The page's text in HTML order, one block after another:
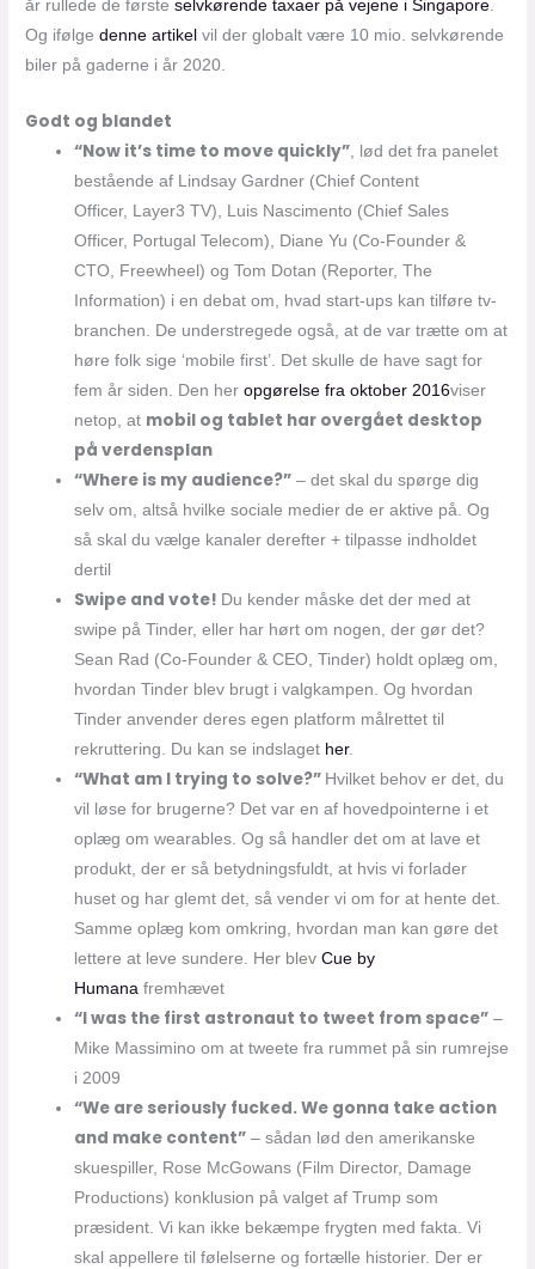
år rullede de førsteselvkørende taxaer på vejene i Singapore.
Og ifølgedenne artikel vil der globalt være 10 mio. selvkørende
biler på gaderne i år 2020.
Godt og blandet
“Now it’s time to move quickly”, lød det fra panelet
bestående af Lindsay Gardner (Chief Content
Officer, Layer3 TV), Luis Nascimento (Chief Sales
Officer, Portugal Telecom), Diane Yu (Co-Founder &
CTO, Freewheel) og Tom Dotan (Reporter, The
Information) i en debat om, hvad start-ups kan tilføre tv-
branchen. De understregede også, at de var trætte om at
høre folk sige ‘mobile first’. Det skulle de have sagt for
fem år siden. Den heropgørelse fra oktober 2016viser
netop, at mobil og tablet har overgået desktop
på verdensplan
“Where is my audience?” – det skal du spørge dig
selv om, altså hvilke sociale medier de er aktive på. Og
så skal du vælge kanaler derefter + tilpasse indholdet
dertil
Swipe and vote! Du kender måske det der med at
swipe på Tinder, eller har hørt om nogen, der gør det?
Sean Rad (Co-Founder & CEO, Tinder) holdt oplæg om,
hvordan Tinder blev brugt i valgkampen. Og hvordan
Tinder anvender deres egen platform målrettet til
rekruttering. Du kan se indslaget her.
“What am I trying to solve?” Hvilket behov er det, du
vil løse for brugerne? Det var en af hovedpointerne i et
oplæg om wearables. Og så handler det om at lave et
produkt, der er så betydningsfuldt, at hvis vi forlader
huset og har glemt det, så vender vi om for at hente det.
Samme oplæg kom omkring, hvordan man kan gøre det
lettere at leve sundere. Her blevCue by
Humana fremhævet
“I was the first astronaut to tweet from space” –
Mike Massimino om at tweete fra rummet på sin rumrejse
i 2009
“We are seriously fucked. We gonna take action
and make content” – sådan lød den amerikanske
skuespiller, Rose McGowans (Film Director, Damage
Productions) konklusion på valget af Trump som
præsident. Vi kan ikke bekæmpe frygten med fakta. Vi
skal appellere til følelserne og fortælle historier. Der er